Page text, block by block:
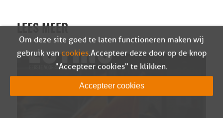
LEES MEER
Om deze site goed te laten functioneren maken wij
gebruik van cookies. Accepteer deze door op de knop
"Accepteer cookies" te klikken.
Accepteer cookies